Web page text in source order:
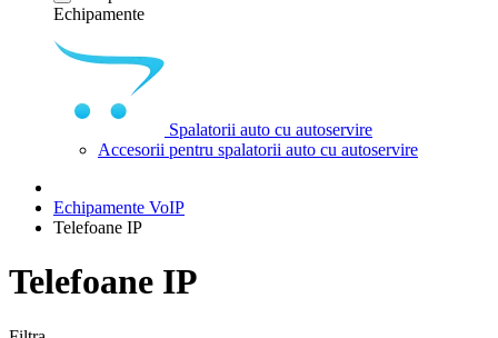
Echipamente
Spalatorii auto cu autoservire
Accesorii pentru spalatorii auto cu autoservire
Echipamente VoIP
Telefoane IP
Telefoane IP